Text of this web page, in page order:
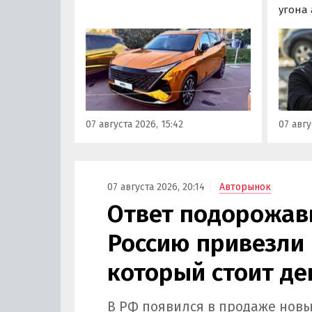
которые сейчас растет. На днях
на автомобильном фестивале
«ПроДвижение» на ВДНХ в
Москве в числе прочих
моделей «Москвича» был
представлен семиместный
кроссовер М90.
07 августа 2026, 15:42
угона
могут
всего
07
07 августа 2026, 20:14 Авторынок
Ответ
Россию
который стоит
В РФ появился в продаже